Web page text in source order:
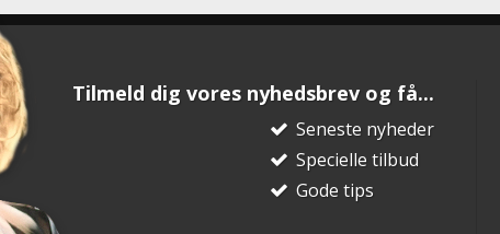
Tilmeld dig vores nyhedsbrev og få...
Seneste nyheder
Specielle tilbud
Gode tips